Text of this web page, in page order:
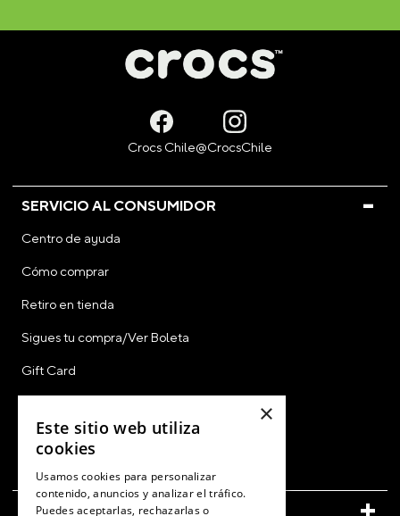
SERVICIO AL CONSUMIDOR
Centro de ayuda
Cómo comprar
Retiro en tienda
Sigues tu compra/Ver Boleta
Gift Card
CyberMonday
Ver Boleta / Ticket de Cambio
CUENTA
×
Este sitio web utiliza
cookies
Usamos cookies para personalizar
contenido, anuncios y analizar el tráfico.
Puedes aceptarlas, rechazarlas o